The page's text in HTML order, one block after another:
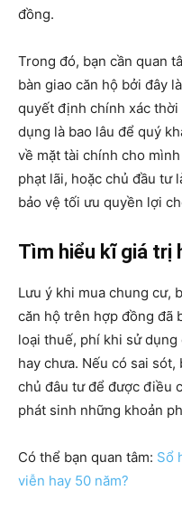
đồng.
Trong đó, bạn cần quan
bàn giao căn hộ bởi đây
quyết định chính xác thời
dụng là bao lâu để quý
về mặt tài chính cho
phạt lãi, hoặc chủ đầu tư
bảo vệ tối ưu quyền lợi
Tìm hiểu kĩ giá trị
Lưu ý khi mua chung cư,
căn hộ trên hợp đồng đã
loại thuế, phí khi sử dụng
hay chưa. Nếu có sai
chủ đâu tư để được điều
phát sinh những khoản
Có thể bạn quan tâm: Sổ
viễn hay 50 năm?